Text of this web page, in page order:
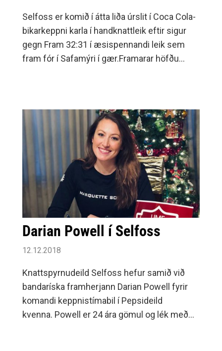
Selfoss er komið í átta liða úrslit í Coca Cola-
bikarkeppni karla í handknattleik eftir sigur
gegn Fram 32:31 í æsispennandi leik sem
fram fór í Safamýri í gær.Framarar höfðu
Darian Powell í Selfoss
12.12.2018
Knattspyrnudeild Selfoss hefur samið við
bandaríska framherjann Darian Powell fyrir
komandi keppnistímabil í Pepsideild
kvenna. Powell er 24 ára gömul og lék með